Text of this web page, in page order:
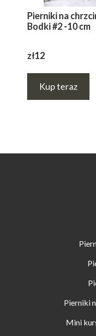
Pierniki na
Bodki #2 -10 cm
zł12
Kup teraz
Pierniki
Mini